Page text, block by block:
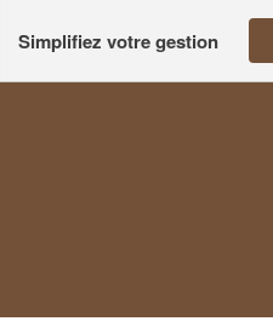
Simplifiez votre gestion